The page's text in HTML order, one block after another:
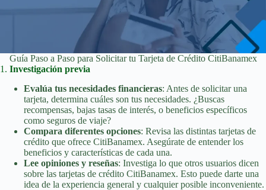
Guía Paso a Paso para Solicitar tu Tarjeta de Crédito CitiBanamex
1. Investigación previa
Evalúa tus necesidades financieras: Antes de solicitar una
tarjeta, determina cuáles son tus necesidades. ¿Buscas
recompensas, bajas tasas de interés, o beneficios específicos
como seguros de viaje?
Compara diferentes opciones: Revisa las distintas tarjetas de
crédito que ofrece CitiBanamex. Asegúrate de entender los
beneficios y características de cada una.
Lee opiniones y reseñas: Investiga lo que otros usuarios dicen
sobre las tarjetas de crédito CitiBanamex. Esto puede darte una
idea de la experiencia general y cualquier posible inconveniente.